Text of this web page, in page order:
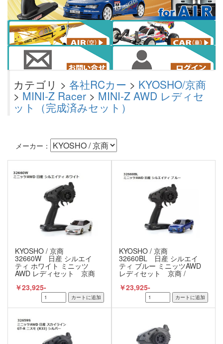
カテゴリ > 各社RCカー > KYOSHO/京商
> MINI-Z Racer > MINI-Z AWD レディセ
ット（完成済みセット）
メーカー：
KYOSHO / 京商
32660W 日産 シルエイ
ティ ホワイト ミニッツ
AWD レディセット 京商
￥23,925-
KYOSHO / 京商
32660BL 日産 シルエイ
ティ ブルー ミニッツAWD
レディセット 京商 /
￥23,925-